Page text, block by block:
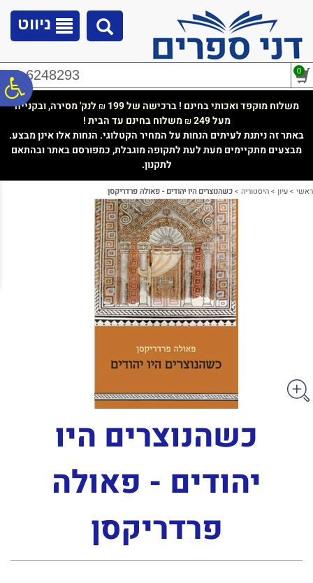
נגישות
ניווט
02-6248293 0
משלוח מוקפד ואכותי בחינם ! ברכישה של 199 ₪ לנק' מסירה, ובקנייה
מעל 249
₪משלוח בחינם עד הבית !
באתר זה ניתנת לעיתים הנחות על המחיר הקטלוגי. הנחות אלו אינן מבצע.
מבצעים מתקיימים מעת לעת לתקופה מוגבלת, כמפורסם באתר ובהתאם
לתקנון.
ראשי >עיון >היסטוריה >כשהנוצרים היו יהודים - פאולה פרדריקסן
כשהנוצרים היו
יהודים - פאולה
פרדריקסן